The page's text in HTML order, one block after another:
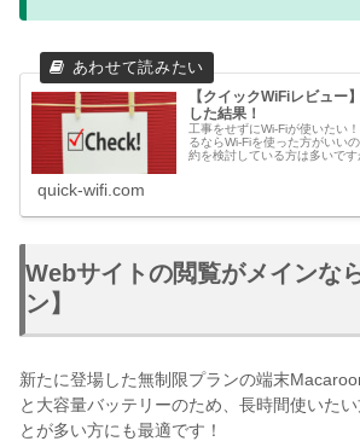
【クイックWiFiレビュー
した結果！
工事をせずにWi-Fiが使いたい
るならWi-Fiを使った方がいい
約を検討している方は多いで
quick-wifi.com
Webサイトの閲覧がメインな
ン】
新たに登場した無制限プランの端末
と大容量バッテリーのため、長時間使いた
とが多い方にも最適です！